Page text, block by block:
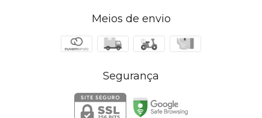
Meios de envio
Segurança